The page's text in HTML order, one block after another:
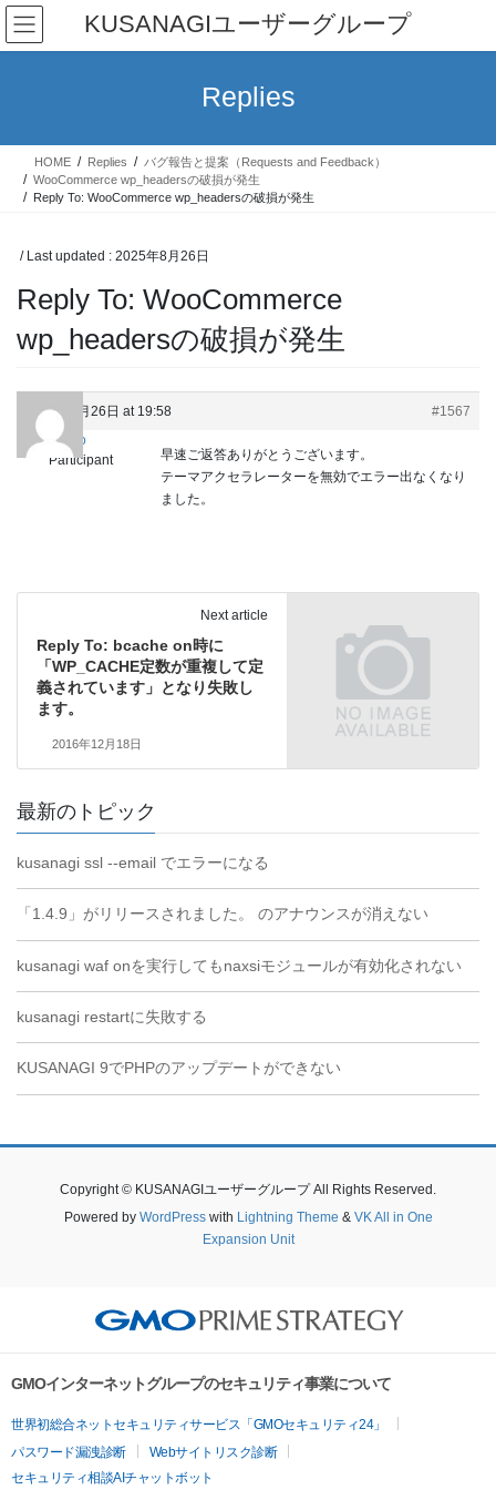
Skip
the
Skip
the
KUSANAGIユーザーグループ
Replies
HOME Replies
バグ報告と提案（Requests and Feedback）
WooCommerce wp_headersの破損が発生
Reply To: WooCommerce wp_headersの破損が発生
/ Last updated : 2025年8月26日
Reply To: WooCommerce
wp_headersの破損が発生
2025年8月26日 at 19:58
#1567
nico
Participant
早速ご返答ありがとうございます。
テーマアクセラレーターを無効でエラー出なくなり
ました。
Next article
Reply To: bcache on時に
「WP_CACHE定数が重複して定
義されています」となり失敗し
ます。
2016年12月18日
最新のトピック
kusanagi ssl --email でエラーになる
「1.4.9」がリリースされました。 のアナウンスが消えない
kusanagi waf onを実行してもnaxsiモジュールが有効化されない
kusanagi restartに失敗する
KUSANAGI 9でPHPのアップデートができない
Copyright © KUSANAGIユーザーグループ All Rights Reserved.
Powered by WordPresswith Lightning Theme & VK All in One
Expansion Unit
GMOインターネットグループのセキュリティ事業について
世界初総合ネットセキュリティサービス「GMOセキュリティ24」
パスワード漏洩診断
Webサイトリスク診断
セキュリティ相談AIチャットボット